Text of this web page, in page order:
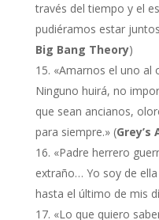
través del tiempo y el
pudiéramos estar
Big Bang Theory)
«Amarnos el uno al
Ninguno huirá, no
que sean ancianos,
para siempre.» (Grey’s
«Padre herrero
extraño… Yo soy de
hasta el último de mis
«Lo que quiero